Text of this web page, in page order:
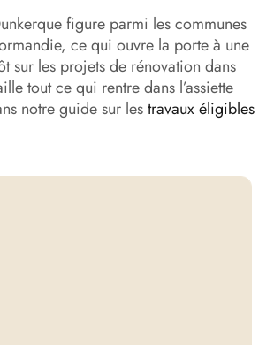
d’intérieur : comment optimiser
investissement locatif clé en main
pas se faire accompagner
figure parmi les communes
ce qui ouvre la porte à une
sur les projets de rénovation dans
tout ce qui rentre dans l’assiette
notre guide sur lestravaux éligibles